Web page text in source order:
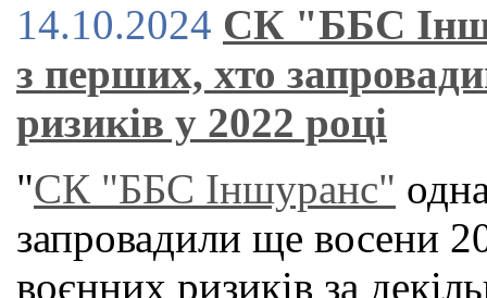
14.10.2024 СК "ББС
з перших, хто
ризиків у 2022 році
"СК "ББС Іншуранс"
запровадили ще восени
воєнних ризиків за